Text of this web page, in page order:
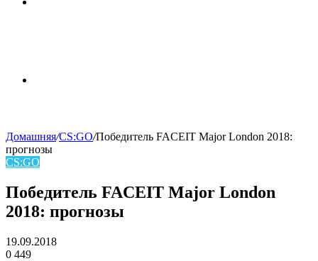
skin
Домашняя/CS:GO/Победитель FACEIT Major London 2018:
прогнозы
CS:GO
Победитель FACEIT Major London
2018: прогнозы
19.09.2018
0 449